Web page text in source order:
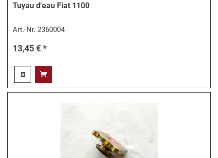
Tuyau d'eau Fiat 1100
Art.-Nr.2360004
13,45 € *